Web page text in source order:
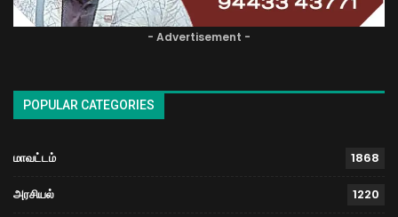
- Advertisement -
POPULAR CATEGORIES
மாவட்டம் 1868
அரசியல் 1220